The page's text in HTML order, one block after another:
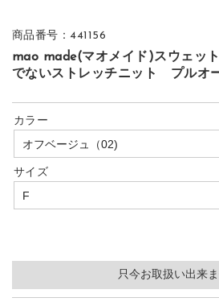
商品番号：441156
mao made(マオメイド)スウェッ
でないストレッチニット プルオ
カラー
サイズ
只今お取扱い出来